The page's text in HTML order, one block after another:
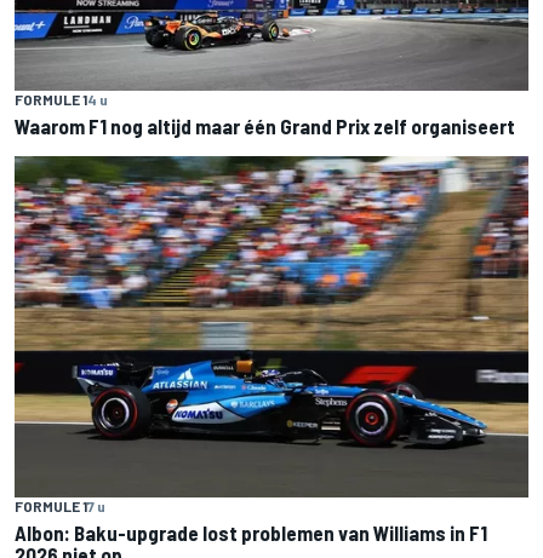
FORMULE 14 u
Waarom F1 nog altijd maar één Grand Prix zelf organiseert
FORMULE 17 u
Albon: Baku-upgrade lost problemen van Williams in F1